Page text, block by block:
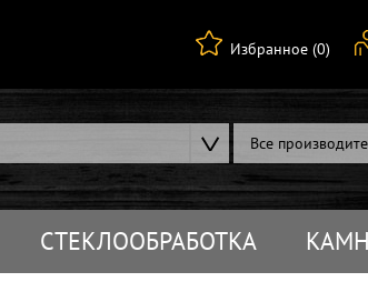
Избранное (0)
Все
СТЕКЛООБРАБОТКА